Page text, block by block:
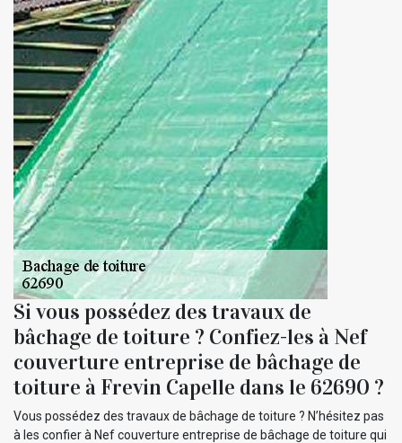
Si vous possédez des travaux de
bâchage de toiture ? Confiez-les à Nef
couverture entreprise de bâchage de
toiture à Frevin Capelle dans le 62690 ?
Vous possédez des travaux de bâchage de toiture ? N’hésitez pas
à les confier à Nef couverture entreprise de bâchage de toiture qui